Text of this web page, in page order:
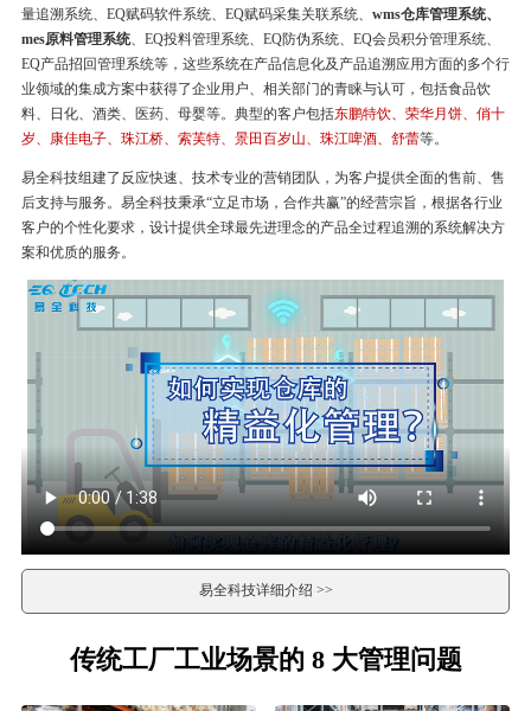
量追溯系统、EQ赋码软件系统、EQ赋码采集关联系统、 wms仓库管理系统、
mes原料管理系统、EQ投料管理系统、EQ防伪系统、EQ会员积分管理系统、
EQ产品招回管理系统等，这些系统在产品信息化及产品追溯应用方面的多个行
业领域的集成方案中获得了企业用户、相关部门的青睐与认可，包括食品饮
料、日化、酒类、医药、母婴等。典型的客户包括东鹏特饮、荣华月饼、俏十
岁、康佳电子、珠江桥、索芙特、景田百岁山、珠江啤酒、舒蕾等。
易全科技组建了反应快速、技术专业的营销团队，为客户提供全面的售前、售
后支持与服务。易全科技秉承“立足市场，合作共赢”的经营宗旨，根据各行业
客户的个性化要求，设计提供全球最先进理念的产品全过程追溯的系统解决方
案和优质的服务。
易全科技详细介绍 >>
传统工厂工业场景的 8 大管理问题